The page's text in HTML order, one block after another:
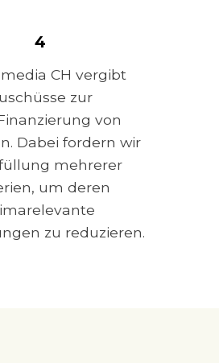
4
CH vergibt
zur
von
Dabei fordern wir
mehrerer
um deren
zu reduzieren.